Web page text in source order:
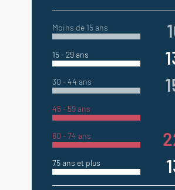
Moins de 15 ans
15 - 29 ans
30 - 44 ans
45 - 59 ans
60 - 74 ans
75 ans et plus